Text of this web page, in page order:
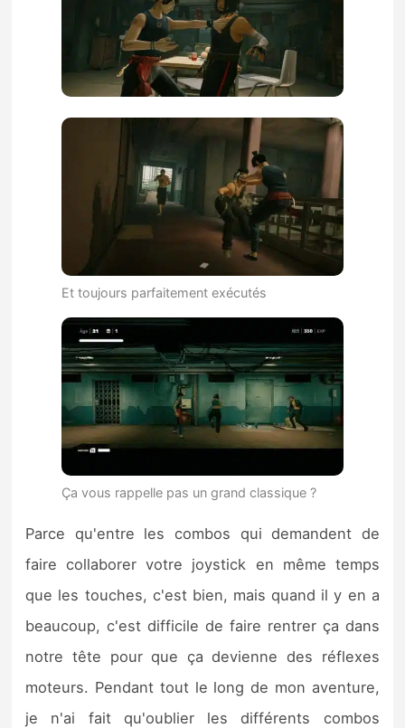
Et toujours parfaitement exécutés
Ça vous rappelle pas un grand classique ?
Parce qu'entre les combos qui demandent de
faire collaborer votre joystick en même temps
que les touches, c'est bien, mais quand il y en a
beaucoup, c'est difficile de faire rentrer ça dans
notre tête pour que ça devienne des réflexes
moteurs. Pendant tout le long de mon aventure,
je n'ai fait qu'oublier les différents combos